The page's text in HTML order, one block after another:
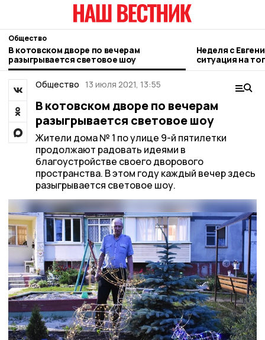
Общество
В котовском дворе по вечерам
разыгрывается световое шоу
Неделя с
ситуация на
городе и
Общество 13 июля 2021, 13:55
В котовском дворе по вечерам
разыгрывается световое шоу
Жители дома № 1 по улице 9-й пятилетки
продолжают радовать идеями в
благоустройстве своего дворового
пространства. В этом году каждый вечер здесь
разыгрывается световое шоу.